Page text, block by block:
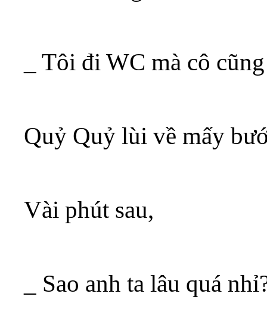
_ Tôi đi WC mà cô
Quỷ Quỷ lùi về mấy
Vài phút sau,
_ Sao anh ta lâu quá